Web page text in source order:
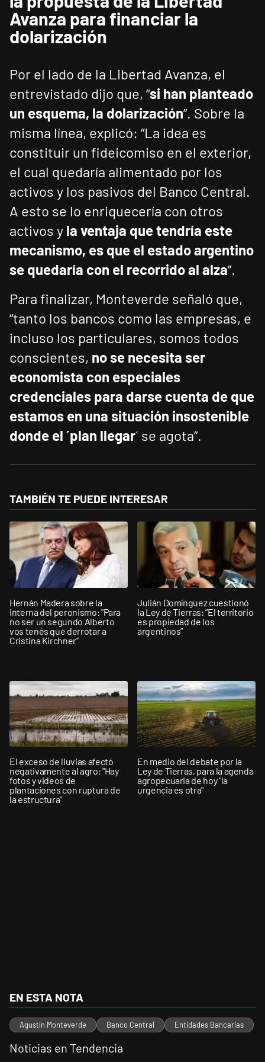
Avanza para financiar la
dolarización
Por el lado de la Libertad Avanza, el
entrevistado dijo que, “si han planteado
un esquema, la dolarización”. Sobre la
misma línea, explicó: “La idea es
constituir un fideicomiso en el exterior,
el cual quedaría alimentado por los
activos y los pasivos del Banco Central.
A esto se lo enriquecería con otros
activos y la ventaja que tendría este
mecanismo, es que el estado argentino
se quedaría con el recorrido al alza”.
Para finalizar, Monteverde señaló que,
“tanto los bancos como las empresas, e
incluso los particulares, somos todos
conscientes, no se necesita ser
economista con especiales
credenciales para darse cuenta de que
estamos en una situación insostenible
donde el ´plan llegar´ se agota”.
TAMBIÉN TE PUEDE INTERESAR
Hernán Madera sobre la
interna del peronismo: "Para
no ser un segundo Alberto
vos tenés que derrotar a
Cristina Kirchner”
Julián Domínguez cuestionó
la Ley de Tierras: “El territorio
es propiedad de los
argentinos”
El exceso de lluvias afectó
negativamente al agro: "Hay
fotos y videos de
plantaciones con ruptura de
la estructura"
En medio del debate por la
Ley de Tierras, para la agenda
agropecuaria de hoy "la
urgencia es otra"
EN ESTA NOTA
Agustín Monteverde Banco Central Entidades Bancarias
Noticias en Tendencia